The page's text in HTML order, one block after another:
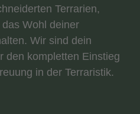
Terrarien,
Wohl deiner
Wir sind dein
den kompletten Einstieg
in der Terraristik.